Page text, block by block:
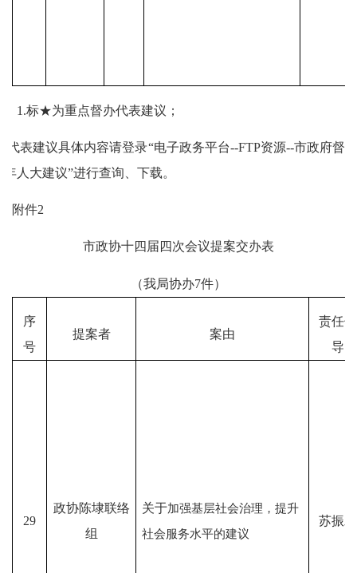
1.标★为重点督办代表建议；
代表建议具体内容请登录“电子政务平台--FTP资源--市政府督
年人大建议”进行查询、下载。
附件2
市政协十四届四次会议提案交办表
（我局协办7件）
序
号
提案者 案由
责任领
导
29
政协陈埭联络
组
关于加强基层社会治理，提升
社会服务水平的建议
苏振发